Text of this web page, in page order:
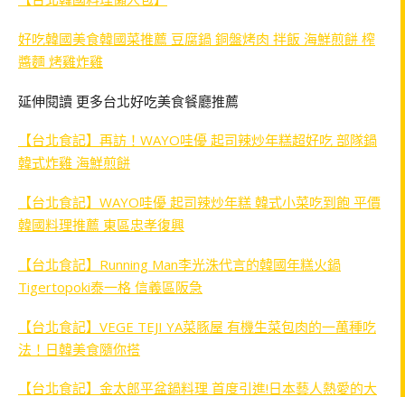
好吃韓國美食韓國菜推薦 豆腐鍋 銅盤烤肉 拌飯 海鮮煎餅 榨
醬麵 烤雞炸雞
延伸閱讀 更多台北好吃美食餐廳推薦
【台北食記】再訪！WAYO哇優 起司辣炒年糕超好吃 部隊鍋
韓式炸雞 海鮮煎餅
【台北食記】WAYO哇優 起司辣炒年糕 韓式小菜吃到飽 平價
韓國料理推薦 東區忠孝復興
【台北食記】Running Man李光洙代言的韓國年糕火鍋
Tigertopoki泰一格 信義區阪急
【台北食記】VEGE TEJI YA菜豚屋 有機生菜包肉的一萬種吃
法！日韓美食隨你搭
【台北食記】金太郎平盆鍋料理 首度引進!日本藝人熱愛的大